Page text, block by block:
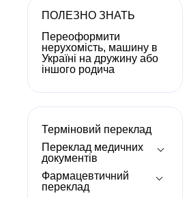
ПОЛЕЗНО ЗНАТЬ
Переоформити
нерухомість, машину в
Україні на дружину або
іншого родича
Терміновий переклад
Переклад медичних
документів
Фармацевтичний
переклад